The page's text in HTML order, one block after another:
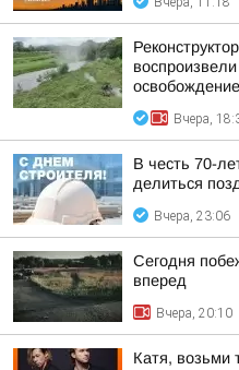
Вчера,
В честь 70-
делиться
Вчера, 23:06
Сегодня
вперед
Вчера, 20:10
Катя,